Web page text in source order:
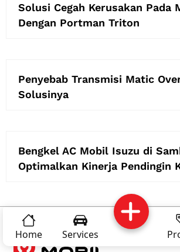
Services Promo
Complain Reservasi Article
Home Services
Solusi Cegah Kerusakan Pada
Dengan Portman Triton
Penyebab Transmisi Matic
Solusinya
Bengkel AC Mobil Isuzu di
Optimalkan Kinerja Pendingin